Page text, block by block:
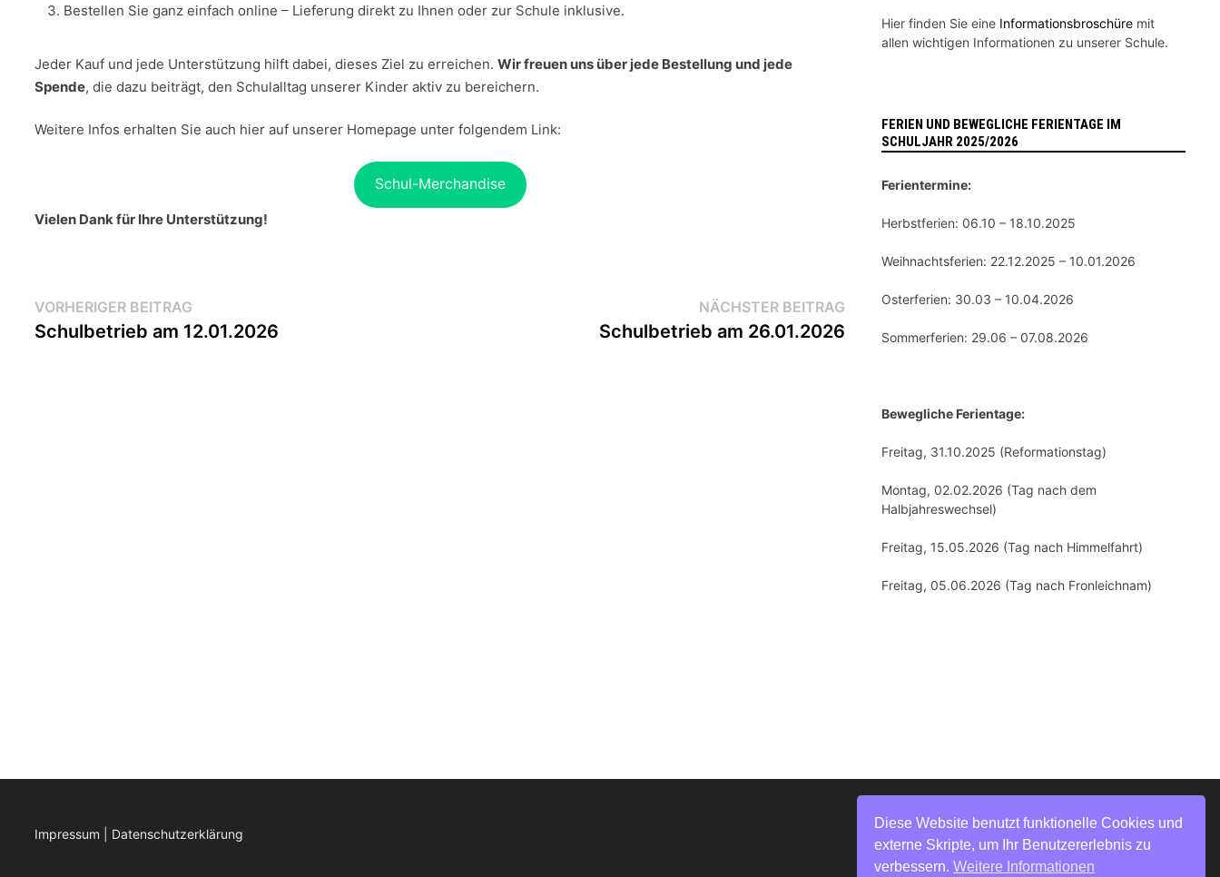
Bestellen Sie ganz einfach online – Lieferung direkt zu Ihnen oder zur Schule inklusive.
Jeder Kauf und jede Unterstützung hilft dabei, dieses Ziel zu erreichen.Wir freuen uns über jede Bestellung und jede
Spende, die dazu beiträgt, den Schulalltag unserer Kinder aktiv zu bereichern.
Weitere Infos erhalten Sie auch hier auf unserer Homepage unter folgendem Link:
Schul-Merchandise
Vielen Dank für Ihre Unterstützung!
Beitragsnavigation
VORHERIGER BEITRAG
Beitrag:
Schulbetrieb am 12.01.2026
NÄCHSTER BEITRAGNächster
Beitrag:
Schulbetrieb am 26.01.2026
Hier finden Sie eine Informationsbroschüremit
allen wichtigen Informationen zu unserer Schule.
FERIEN UND BEWEGLICHE FERIENTAGE IM
SCHULJAHR 2025/2026
Ferientermine:
Herbstferien: 06.10 – 18.10.2025
Weihnachtsferien: 22.12.2025 – 10.01.2026
Osterferien: 30.03 – 10.04.2026
Sommerferien: 29.06 – 07.08.2026
Bewegliche Ferientage:
Freitag, 31.10.2025 (Reformationstag)
Montag, 02.02.2026 (Tag nach dem
Halbjahreswechsel)
Freitag, 15.05.2026 (Tag nach Himmelfahrt)
Freitag, 05.06.2026 (Tag nach Fronleichnam)
Impressum Datenschutzerklärung
Diese Website benutzt funktionelle Cookies und
externe Skripte, um Ihr Benutzererlebnis zu
verbessern.Weitere Informationen